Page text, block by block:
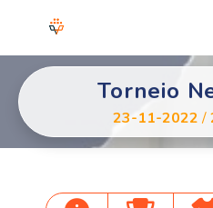
Torneio
23-11-2022/